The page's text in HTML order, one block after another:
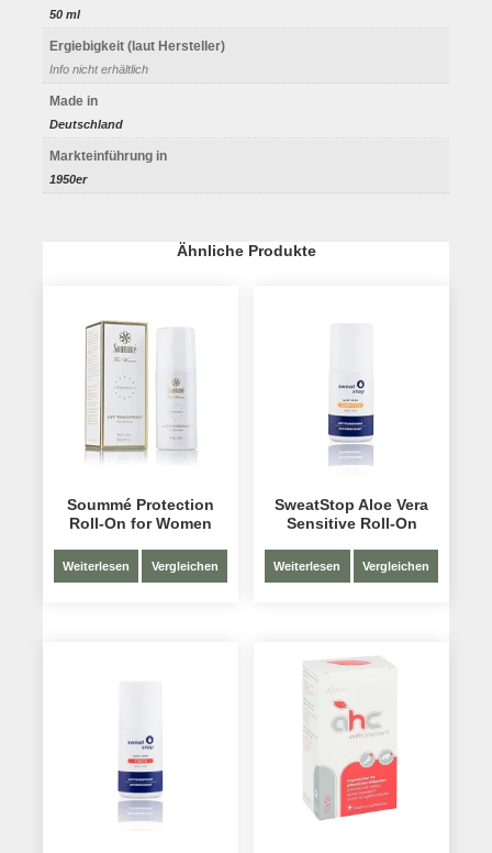
50 ml
Ergiebigkeit (laut Hersteller)
Info nicht erhältlich
Made in
Deutschland
Markteinführung in
1950er
Ähnliche Produkte
Soummé Protection
Roll-On for Women
Weiterlesen Vergleichen
SweatStop Aloe Vera
Sensitive Roll-On
Weiterlesen Vergleichen